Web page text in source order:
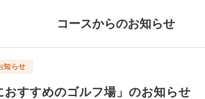
コースからのお知らせ
知らせ
おすすめのゴルフ場」のお知らせ